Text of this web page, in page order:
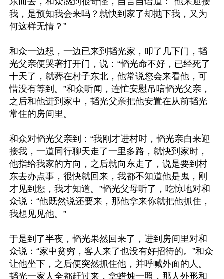
我，是预知我会来吗？就快到家了却抛下我，又为
何这样无情？”
和众一边想，一边已来到韬光家，叩了几下门，韬
光父亲便哭著打开门，说：“韬光命不好，已经死了
十天了，就葬在村子东北，他常说您会来看他，可
惜没有等到。”和众听闻，连忙安慰吊唁韬光父亲，
之后和他进到家中，韬光父亲把他安置在从前韬光
常住的房间里。
和众对韬光父亲到：“我刚才进村时，韬光亲自来迎
接我，一道同行聊天走了一里多路，就快到家时，
他指给我家的方向，之后就向东走了，说是要到村
东去办点事，很快就回来，我都不知道他是鬼，刚
才见到您，我才知道。”韬光父母听了，吃惊地对和
众说：“他既然说还要来，那他拿来你就把他抓住，
我想见见他。”
于是到了半夜，韬光果然回来了，进到房间里对和
众说：“家中贫穷，客人来了也没有好招待的。”和众
让他坐下，之后便突然抓住他，并呼喊外面的人。
韬光一家人全都赶过来，拿蜡烛一照，那人外形和